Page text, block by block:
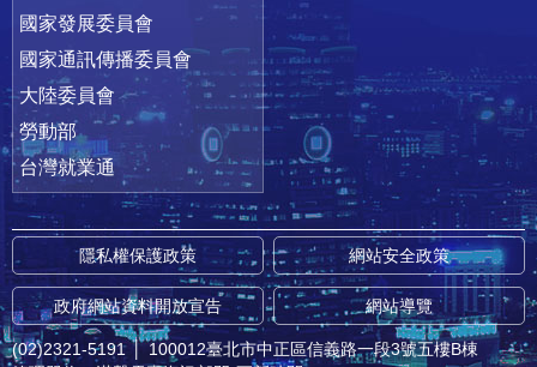
國家發展委員會
國家通訊傳播委員會
大陸委員會
勞動部
台灣就業通
隱私權保護政策 網站安全政策
政府網站資料開放宣告 網站導覽
(02)2321-5191 │ 100012臺北市中正區信義路一段3號五樓B棟